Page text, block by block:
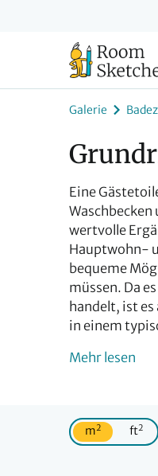
Galerie
Eine
wertvolle
Hauptwohn-
bequeme
müssen. Da
handelt, ist
in einem
Mehr lesen
m2 ft2